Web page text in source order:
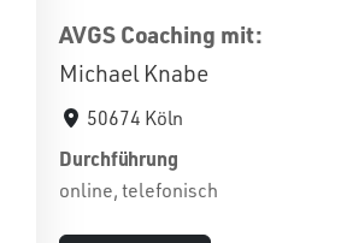
AVGS Coaching mit:
Michael Knabe
50674 Köln
Durchführung
online, telefonisch